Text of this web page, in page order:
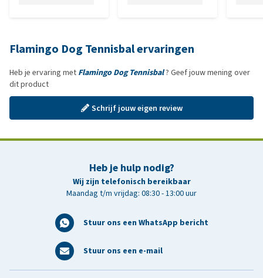
Flamingo Dog Tennisbal ervaringen
Heb je ervaring met Flamingo Dog Tennisbal? Geef jouw mening over
dit product
Schrijf jouw eigen review
Heb je hulp nodig?
Wij zijn telefonisch bereikbaar
Maandag t/m vrijdag: 08:30 - 13:00 uur
Stuur ons een WhatsApp bericht
Stuur ons een e-mail